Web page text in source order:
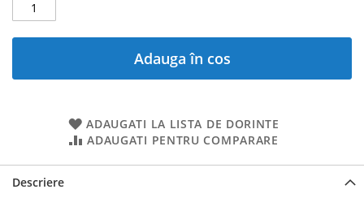
Adauga în cos
ADAUGATI LA LISTA DE DORINTE
ADAUGATI PENTRU COMPARARE
Descriere